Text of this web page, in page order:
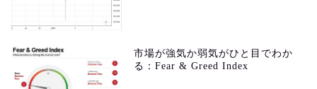
市場が強気か弱気がひと目でわか
る：Fear & Greed Index